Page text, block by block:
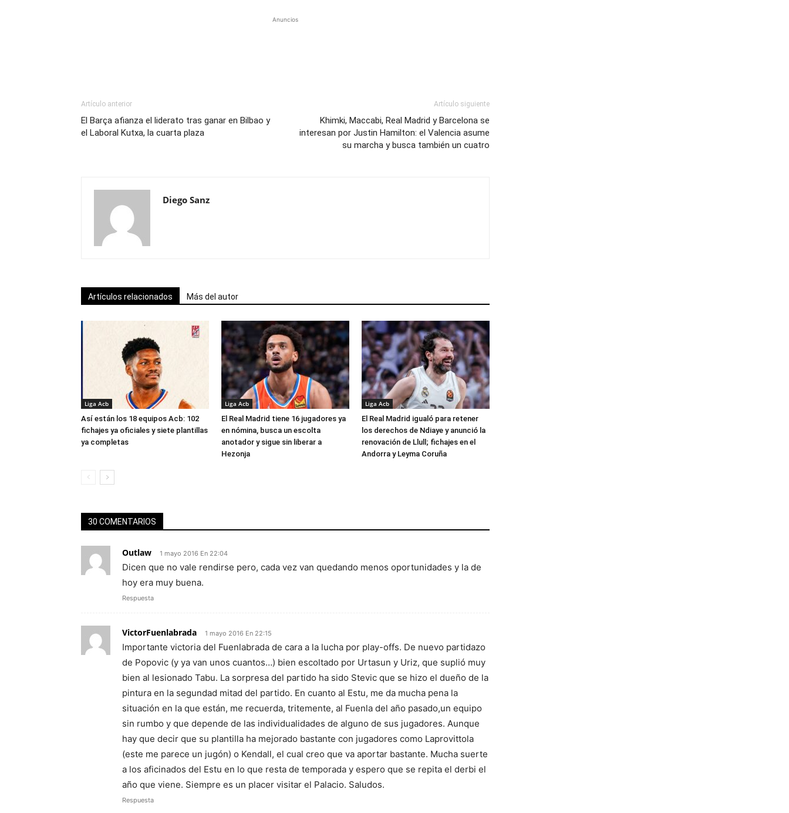
Anuncios
Artículo anterior
El Barça afianza el liderato tras ganar en Bilbao y
el Laboral Kutxa, la cuarta plaza
Artículo siguiente
Khimki, Maccabi, Real Madrid y Barcelona se
interesan por Justin Hamilton: el Valencia asume
su marcha y busca también un cuatro
Diego Sanz
Artículos relacionados Más del autor
Liga Acb
Así están los 18 equipos Acb: 102
fichajes ya oficiales y siete plantillas
ya completas
Liga Acb
El Real Madrid tiene 16 jugadores ya
en nómina, busca un escolta
anotador y sigue sin liberar a
Hezonja
Liga Acb
El Real Madrid igualó para retener
los derechos de Ndiaye y anunció la
renovación de Llull; fichajes en el
Andorra y Leyma Coruña
30 COMENTARIOS
Outlaw 1 mayo 2016 En 22:04
Dicen que no vale rendirse pero, cada vez van quedando menos oportunidades y la de
hoy era muy buena.
Respuesta
VictorFuenlabrada 1 mayo 2016 En 22:15
Importante victoria del Fuenlabrada de cara a la lucha por play-offs. De nuevo partidazo
de Popovic (y ya van unos cuantos…) bien escoltado por Urtasun y Uriz, que suplió muy
bien al lesionado Tabu. La sorpresa del partido ha sido Stevic que se hizo el dueño de la
pintura en la segundad mitad del partido. En cuanto al Estu, me da mucha pena la
situación en la que están, me recuerda, tritemente, al Fuenla del año pasado,un equipo
sin rumbo y que depende de las individualidades de alguno de sus jugadores. Aunque
hay que decir que su plantilla ha mejorado bastante con jugadores como Laprovittola
(este me parece un jugón) o Kendall, el cual creo que va aportar bastante. Mucha suerte
a los aficinados del Estu en lo que resta de temporada y espero que se repita el derbi el
año que viene. Siempre es un placer visitar el Palacio. Saludos.
Respuesta